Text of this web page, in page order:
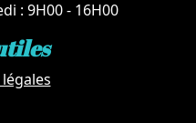
: 9H00 - 16H00